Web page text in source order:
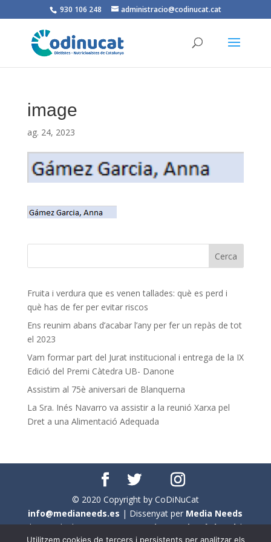
930 106 248 administracio@codinucat.cat
image
ag. 24, 2023
Fruita i verdura que es venen tallades: què es perd i
què has de fer per evitar riscos
Ens reunim abans d’acabar l’any per fer un repàs de tot
el 2023
Vam formar part del Jurat institucional i entrega de la IX
Edició del Premi Càtedra UB- Danone
Assistim al 75è aniversari de Blanquerna
La Sra. Inés Navarro va assistir a la reunió Xarxa pel
Dret a una Alimentació Adequada
© 2020 Copyright by CoDiNuCat
info@medianeeds.es | Dissenyat per Media Needs
| Tots els drets reservats aCoDiNuCat |Avís legal|
Utilitzem cookies de tercers i persistents per analitzar els